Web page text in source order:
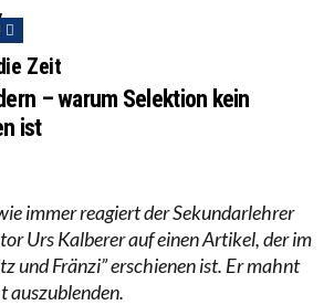
Zeit
– warum Selektion kein
ist
immer reagiert der Sekundarlehrer
Urs Kalberer auf einen Artikel, der im
und Fränzi” erschienen ist. Er mahnt
auszublenden.